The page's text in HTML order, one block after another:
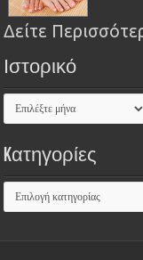
Δείτε
Ιστορικό
Kατηγορίες